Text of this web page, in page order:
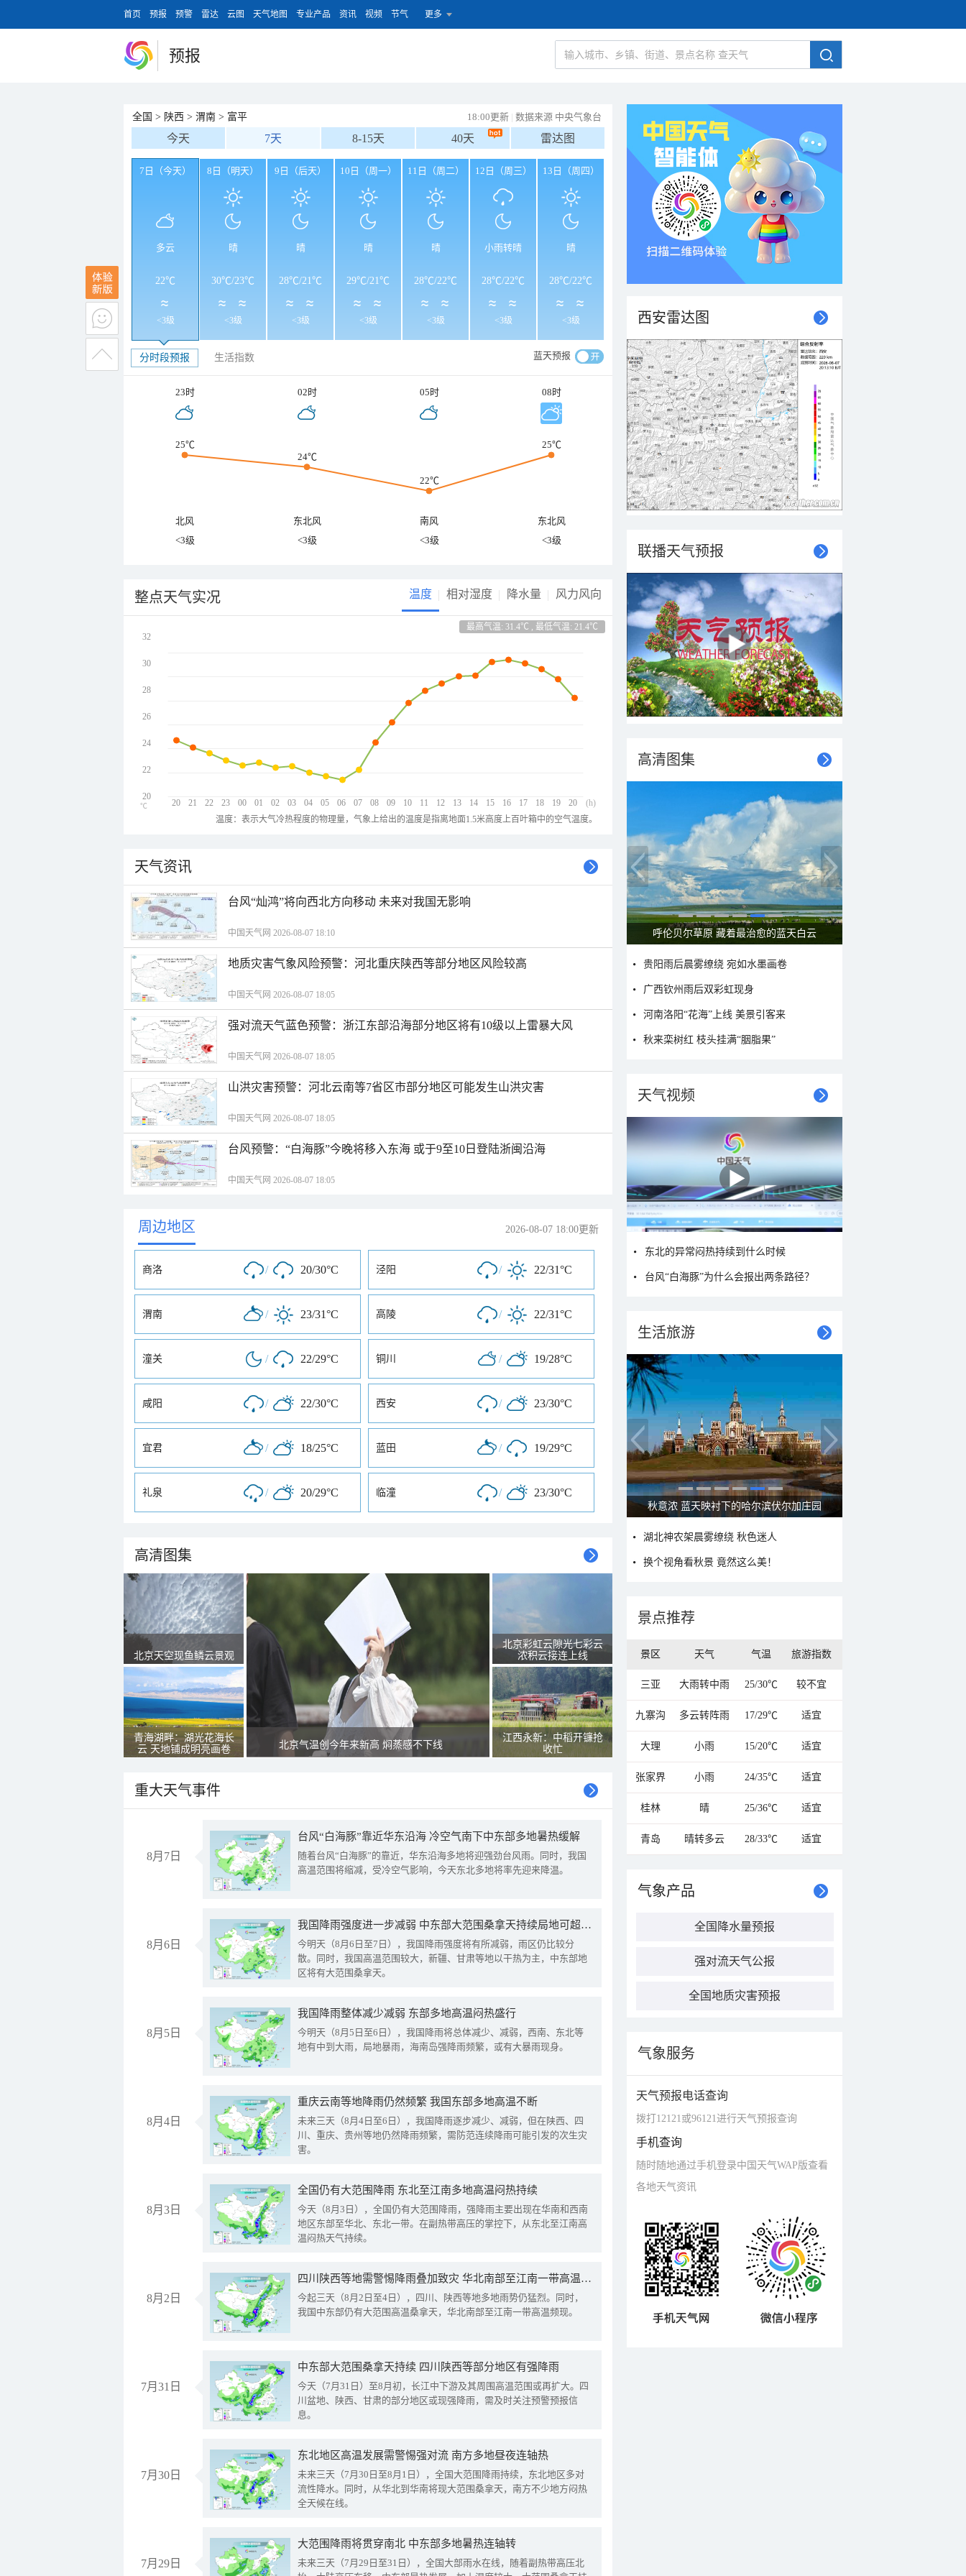
首页 预报 预警 雷达 云图 天气地图 专业产品 资讯 视频 节气 更多
预报
全国 > 陕西 > 渭南 > 富平 18:00更新 | 数据来源 中央气象台
今天 7天 8-15天 40天 雷达图
7日（今天）
多云
22℃
<3级
8日（明天）
晴
30℃/23℃
<3级
9日（后天）
晴
28℃/21℃
<3级
10日（周一）
晴
29℃/21℃
<3级
11日（周二）
晴
28℃/22℃
<3级
12日（周三）
小雨转晴
28℃/22℃
<3级
13日（周四）
晴
28℃/22℃
<3级
分时段预报 生活指数 蓝天预报
23时 02时 05时 08时
25℃
24℃
22℃
25℃
北风 东北风 南风
东北风
<3级
<3级 <3级 <3级
整点天气实况 温度 相对湿度 降水量 风力风向
最高气温: 31.4℃ , 最低气温: 21.4℃
20 21 22 23 00 01 02 03 04 05 06 07 08 09 10 11 12 13 14 15 16 17 18 19 20
32
30
28
26
24
22
20
(h)
℃
温度：表示大气冷热程度的物理量，气象上给出的温度是指离地面1.5米高度上百叶箱中的空气温度。
天气资讯
台风“灿鸿”将向西北方向移动 未来对我国无影响
中国天气网 2026-08-07 18:10
地质灾害气象风险预警：河北重庆陕西等部分地区风险较高
中国天气网 2026-08-07 18:05
强对流天气蓝色预警：浙江东部沿海部分地区将有10级以上雷暴大风
中国天气网 2026-08-07 18:05
山洪灾害预警：河北云南等7省区市部分地区可能发生山洪灾害
中国天气网 2026-08-07 18:05
台风预警：“白海豚”今晚将移入东海 或于9至10日登陆浙闽沿海
中国天气网 2026-08-07 18:05
周边地区 2026-08-07 18:00更新
商洛 / 20/30°C 泾阳 / 22/31°C
渭南 / 23/31°C 高陵 / 22/31°C
潼关 / 22/29°C 铜川 / 19/28°C
咸阳 / 22/30°C 西安 / 23/30°C
宜君 / 18/25°C 蓝田 / 19/29°C
礼泉 / 20/29°C 临潼 / 23/30°C
高清图集
北京天空现鱼鳞云景观
青海湖畔：湖光花海长
云 天地铺成明亮画卷
北京气温创今年来新高 焖蒸感不下线
北京彩虹云隙光七彩云
浓积云接连上线
江西永新：中稻开镰抢
收忙
重大天气事件
8月7日
台风“白海豚”靠近华东沿海 冷空气南下中东部多地暑热缓解
随着台风“白海豚”的靠近，华东沿海多地将迎强劲台风雨。同时，我国
高温范围将缩减，受冷空气影响，今天东北多地将率先迎来降温。
8月6日
我国降雨强度进一步减弱 中东部大范围桑拿天持续局地可超38℃
今明天（8月6日至7日），我国降雨强度将有所减弱，雨区仍比较分
散。同时，我国高温范围较大，新疆、甘肃等地以干热为主，中东部地
区将有大范围桑拿天。
8月5日
我国降雨整体减少减弱 东部多地高温闷热盛行
今明天（8月5日至6日），我国降雨将总体减少、减弱，西南、东北等
地有中到大雨，局地暴雨，海南岛强降雨频繁，或有大暴雨现身。
8月4日
重庆云南等地降雨仍然频繁 我国东部多地高温不断
未来三天（8月4日至6日），我国降雨逐步减少、减弱，但在陕西、四
川、重庆、贵州等地仍然降雨频繁，需防范连续降雨可能引发的次生灾
害。
8月3日
全国仍有大范围降雨 东北至江南多地高温闷热持续
今天（8月3日），全国仍有大范围降雨，强降雨主要出现在华南和西南
地区东部至华北、东北一带。在副热带高压的掌控下，从东北至江南高
温闷热天气持续。
8月2日
四川陕西等地需警惕降雨叠加致灾 华北南部至江南一带高温频现
今起三天（8月2日至4日），四川、陕西等地多地雨势仍猛烈。同时，
我国中东部仍有大范围高温桑拿天，华北南部至江南一带高温频现。
7月31日
中东部大范围桑拿天持续 四川陕西等部分地区有强降雨
今天（7月31日）至8月初，长江中下游及其周围高温范围或再扩大。四
川盆地、陕西、甘肃的部分地区或现强降雨，需及时关注预警预报信
息。
7月30日
东北地区高温发展需警惕强对流 南方多地昼夜连轴热
未来三天（7月30日至8月1日），全国大范围降雨持续，东北地区多对
流性降水。同时，从华北到华南将现大范围桑拿天，南方不少地方闷热
全天候在线。
7月29日
大范围降雨将贯穿南北 中东部多地暑热连轴转
未来三天（7月29日至31日），全国大部雨水在线，随着副热带高压北
西安雷达图
联播天气预报
高清图集
呼伦贝尔草原 藏着最治愈的蓝天白云
贵阳雨后晨雾缭绕 宛如水墨画卷
广西钦州雨后双彩虹现身
河南洛阳“花海”上线 美景引客来
秋来栾树红 枝头挂满“胭脂果”
天气视频
东北的异常闷热持续到什么时候
台风“白海豚”为什么会报出两条路径？
生活旅游
秋意浓 蓝天映衬下的哈尔滨伏尔加庄园
湖北神农架晨雾缭绕 秋色迷人
换个视角看秋景 竟然这么美！
景点推荐
景区 天气 气温 旅游指数
三亚 大雨转中雨 25/30℃ 较不宜
九寨沟 多云转阵雨 17/29℃ 适宜
大理 小雨 15/20℃ 适宜
张家界 小雨 24/35℃ 适宜
桂林 晴 25/36℃ 适宜
青岛 晴转多云 28/33℃ 适宜
气象产品
全国降水量预报
强对流天气公报
全国地质灾害预报
气象服务
天气预报电话查询
拨打12121或96121进行天气预报查询
手机查询
随时随地通过手机登录中国天气WAP版查看
各地天气资讯